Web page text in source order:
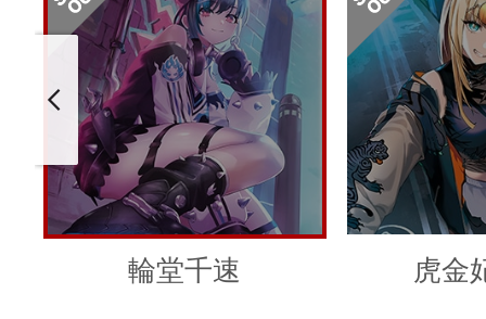
輪堂千速 虎金